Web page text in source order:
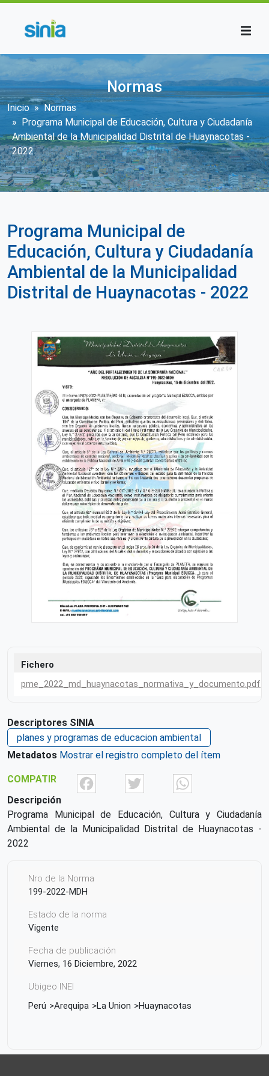
Normas
Sobrescribir enlaces de ayuda a la
Inicio
Normas
Programa Municipal de Educación, Cultura y Ciudadanía
Ambiental de la Municipalidad Distrital de Huaynacotas -
2022
Programa Municipal de
Educación, Cultura y Ciudadanía
Ambiental de la Municipalidad
Distrital de Huaynacotas - 2022
Fichero
pme_2022_md_huaynacotas_normativa_y_documento.pdf
Descriptores SINIA
planes y programas de educacion ambiental
Metadatos Mostrar el registro completo del ítem
COMPATIR FacebookTwitter
Descripción
Programa Municipal de Educación, Cultura y Ciudadanía
Ambiental de la Municipalidad Distrital de Huaynacotas -
2022
Nro de la Norma
199-2022-MDH
Estado de la norma
Vigente
Fecha de publicación
Viernes, 16 Diciembre, 2022
Ubigeo INEI
Perú
Arequipa La Union Huaynacotas